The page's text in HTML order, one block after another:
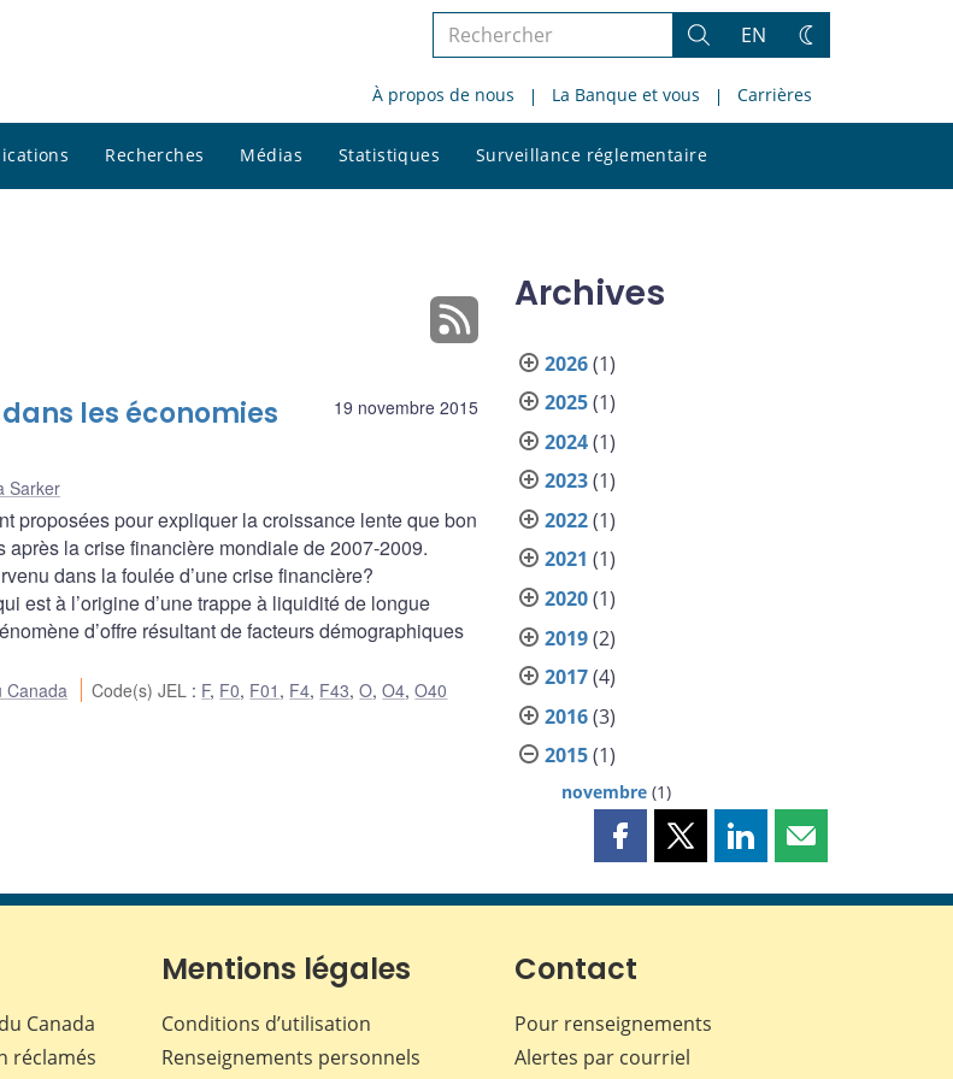
Rechercher
le
site
Rechercher
EN
Changez
thème
À propos de nous La Banque et vous Carrières
Recherches Médias Statistiques Surveillance réglementaire
le
19 novembre 2015
les économies
Sarker
proposées pour expliquer la croissance lente que bon
la crise financière mondiale de 2007-2009.
dans la foulée d’une crise financière?
est à l’origine d’une trappe à liquidité de longue
d’offre résultant de facteurs démographiques
Canada Code(s) JEL : F, F0, F01 , F4, F43,O,O4,O40
Archives
2026(1)
2025(1)
2024(1)
2023(1)
2022(1)
2021 (1)
2020(1)
2019(2)
2017(4)
2016(3)
2015(1)
novembre (1)
Partager
page
Facebook
Partager
page
Partager
page
Partager
page
Canada
réclamés
Mentions légales
Conditions d’utilisation
Renseignements personnels
Contact
Pour renseignements
Alertes par courriel